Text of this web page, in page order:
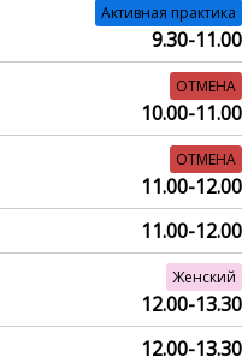
Активная практика
9.30-11.00
ОТМЕНА
10.00-11.00
ОТМЕНА
11.00-12.00
11.00-12.00
Женский
12.00-13.30
12.00-13.30